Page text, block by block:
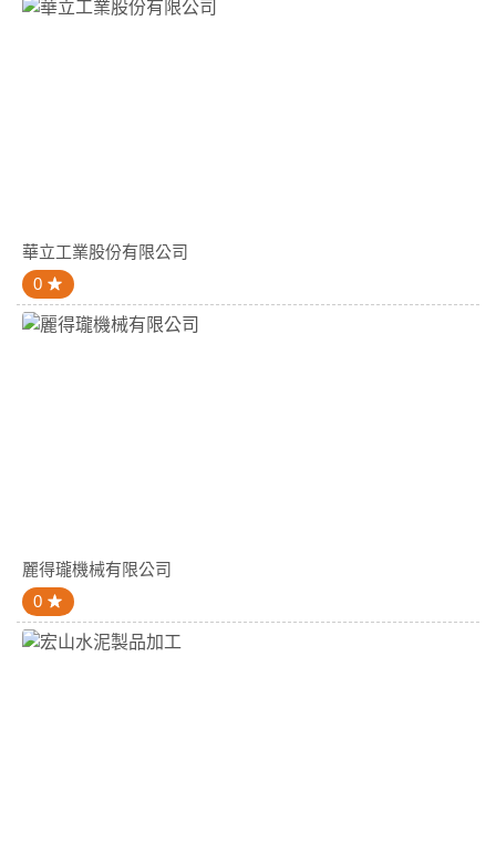
華立工業股份有限公司
0
麗得瓏機械有限公司
0